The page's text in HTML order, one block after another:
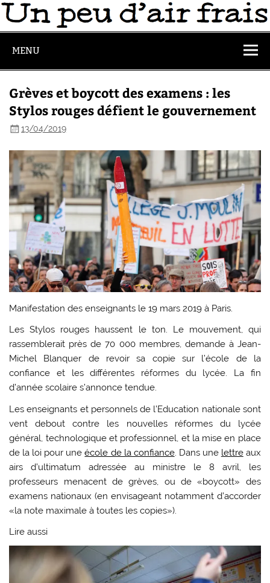
MENU
Grèves et boycott des examens : les
Stylos rouges défient le gouvernement
13/04/2019
Manifestation des enseignants le 19 mars 2019 à Paris.
Les Stylos rouges haussent le ton. Le mouvement, qui
rassemblerait près de 70 000 membres, demande à Jean-
Michel Blanquer de revoir sa copie sur l’école de la
confiance et les différentes réformes du lycée. La fin
d’année scolaire s’annonce tendue.
Les enseignants et personnels de l’Education nationale sont
vent debout contre les nouvelles réformes du lycée
général, technologique et professionnel, et la mise en place
de la loi pour uneécole de la confiance. Dans une lettreaux
airs d’ultimatum adressée au ministre le 8 avril, les
professeurs menacent de grèves, ou de «boycott» des
examens nationaux (en envisageant notamment d’accorder
«la note maximale à toutes les copies»).
Lire aussi